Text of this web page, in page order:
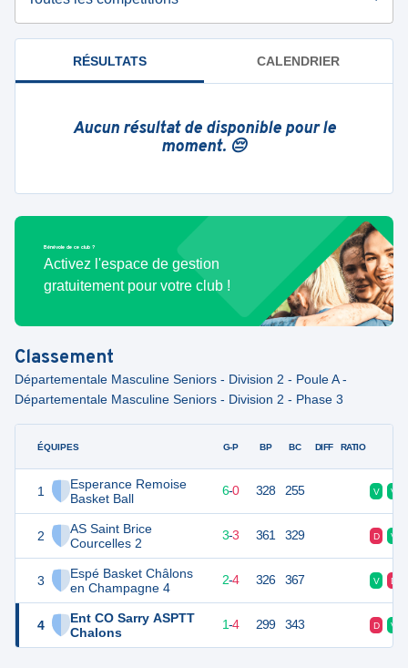
RÉSULTATS CALENDRIER
Aucun résultat de disponible pour le
moment. 😔
Bénévole de ce club ?
Activez l'espace de gestion
gratuitement pour votre club !
Classement
Départementale Masculine Seniors - Division 2 - Poule A -
Départementale Masculine Seniors - Division 2 - Phase 3
ÉQUIPES
1
Esperance Remoise
Basket Ball
2
AS Saint Brice
Courcelles 2
3
Espé Basket Châlons
en Champagne 4
4
Ent CO Sarry ASPTT
Chalons
G-P BP BC DIFF RATIO
12 6-0 328 255 V V
3-3 361 329 D V
8 6 2-4 326 367 V D
6 1-4 299 343 D V